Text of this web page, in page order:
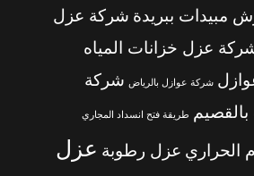
مبيدات ببريدة شركة عزل
عزل خزانات المياه
شركة عوازل بالرياض شركة
طريقة فتح انسداد المجاري
الحراري عزل رطوبة عزل